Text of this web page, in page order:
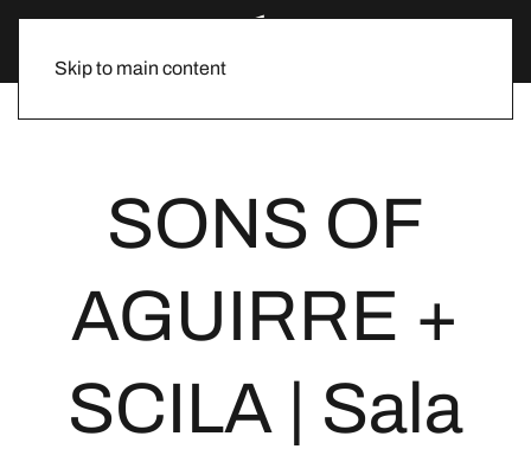
Skip to main content
SONS OF
AGUIRRE +
SCILA | Sala